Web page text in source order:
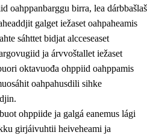
oahppanbarggu birra, lea dárbbašlaš
galget iežaset oahpaheamis
sáhttet bidjat alcceseaset
ja árvvoštallet iežaset
oktavuođa ohppiid oahppamis
oahpahusdili sihke
ohppiide ja galgá eanemus lági
girjáivuhtii heiveheami ja